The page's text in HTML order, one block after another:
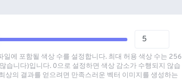
일에 포함될 색상 수를 설정합니다. 최대 허용 색상 수는 256
습니다)입니다. 0으로 설정하면 색상 감소가 수행되지 않습
상의 결과를 얻으려면 만족스러운 벡터 이미지를 생성하는